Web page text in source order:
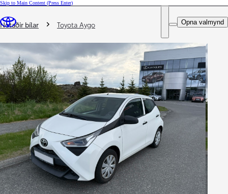
Skip to Main Content (Press Enter)
DEALER NAME
Opna valmynd
Þú ert hér
Notaðir bílar Toyota Aygo